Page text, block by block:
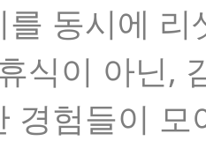
를 동시에
식이 아닌,
경험들이